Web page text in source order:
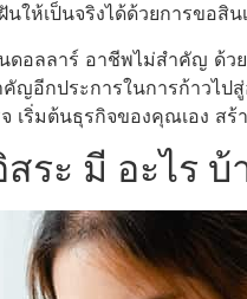
ห้เป็นจริงได้ด้วยการขอสิน
อลลาร์ อาชีพไม่สำคัญ ด้ว
ญอีกประการในการก้าวไ
ริ่มต้นธุรกิจของคุณเอง ส
ระ มี อะไร บ้